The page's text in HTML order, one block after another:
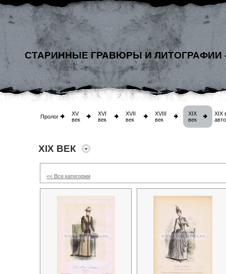
СТАРИННЫЕ ГРАВЮРЫ И ЛИТОГРАФИИ
Пролог
XV
век
XVI
век
XVII
век
XVIII
век
XIX
век
XIX
XIX ВЕК
<< Все категории